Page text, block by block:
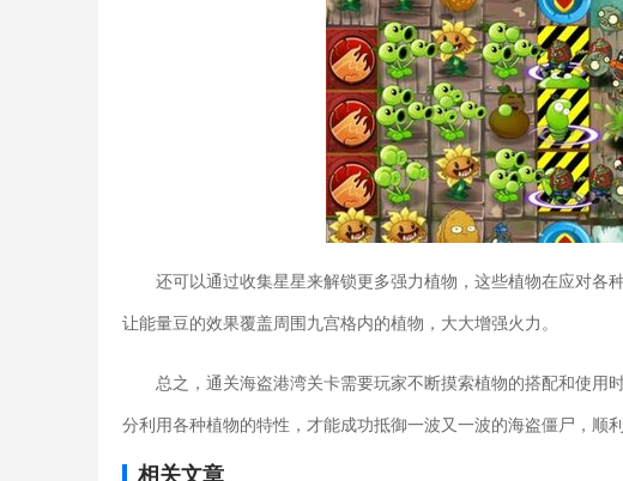
还可以通过收集星星来解锁更多强力植物，这些植物在应对各
让能量豆的效果覆盖周围九宫格内的植物，大大增强火力。
总之，通关海盗港湾关卡需要玩家不断摸索植物的搭配和使用
分利用各种植物的特性，才能成功抵御一波又一波的海盗僵尸，顺
相关文章